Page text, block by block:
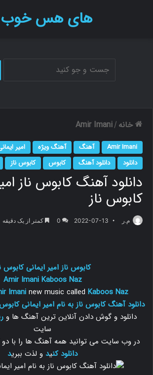
های هس
خانه /
Amir Imani
Amir Imani آهنگ آهنگ ویژه امیر
دانلود
دانلود آهنگ کابوس کابوس ناز
دانلود آهنگ کابوس ناز
کابوس ناز
م.ر 2022-07-13
0 کمتر از یک دقیقه
کابوس ناز امیر ایمانی کابوس
Amir Imani Kaboos Naz
Imani new music called Kaboos Naz
دانلود آهنگ کابوس ناز به نام امیر ایمانی
دانلود و گوش دادن آنلاین ترین آهنگ ها و
سایت
در وب سایت می توانید همه آهنگ ها را با دو کیفیت
دانلود کنید و لذت ببرید